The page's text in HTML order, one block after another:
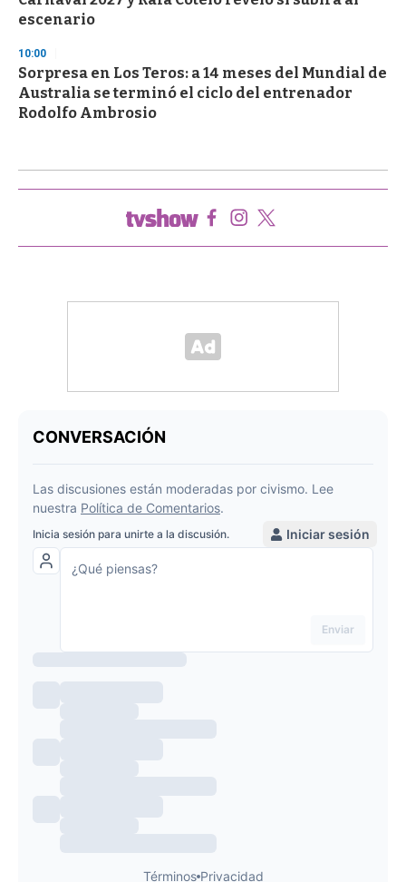
escenario
10:00
Sorpresa en Los Teros: a 14 meses del Mundial de
Australia se terminó el ciclo del entrenador
Rodolfo Ambrosio